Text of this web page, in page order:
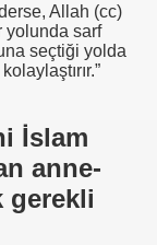
Allah (cc)
yolunda sarf
seçtiği yolda
İslam
anne-
gerekli